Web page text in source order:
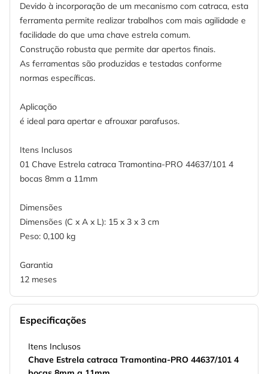
Devido à incorporação de um mecanismo com catraca, esta
ferramenta permite realizar trabalhos com mais agilidade e
facilidade do que uma chave estrela comum.
Construção robusta que permite dar apertos finais.
As ferramentas são produzidas e testadas conforme
normas específicas.
Aplicação
é ideal para apertar e afrouxar parafusos.
Itens Inclusos
01 Chave Estrela catraca Tramontina-PRO 44637/101 4
bocas 8mm a 11mm
Dimensões
Dimensões (C x A x L): 15 x 3 x 3 cm
Peso: 0,100 kg
Garantia
12 meses
Especificações
Itens Inclusos
Chave Estrela catraca Tramontina-PRO 44637/101 4